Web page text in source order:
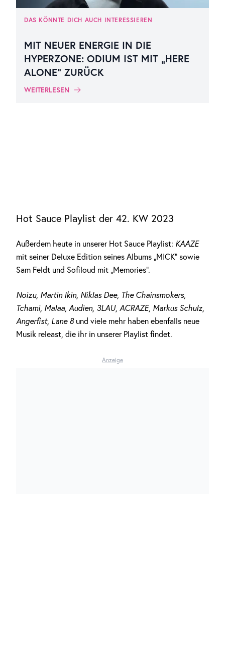
DAS KÖNNTE DICH AUCH INTERESSIEREN
MIT NEUER ENERGIE IN DIE
HYPERZONE: ODIUM IST MIT „HERE
ALONE“ ZURÜCK
WEITERLESEN
Hot Sauce Playlist der 42. KW 2023
Außerdem heute in unserer Hot Sauce Playlist: KAAZE
mit seiner Deluxe Edition seines Albums „MICK“ sowie
Sam Feldt und Sofiloud mit „Memories“.
Noizu, Martin Ikin, Niklas Dee, The Chainsmokers,
Tchami, Malaa, Audien, 3LAU, ACRAZE, Markus Schulz,
Angerfist, Lane 8 und viele mehr haben ebenfalls neue
Musik releast, die ihr in unserer Playlist findet.
Anzeige